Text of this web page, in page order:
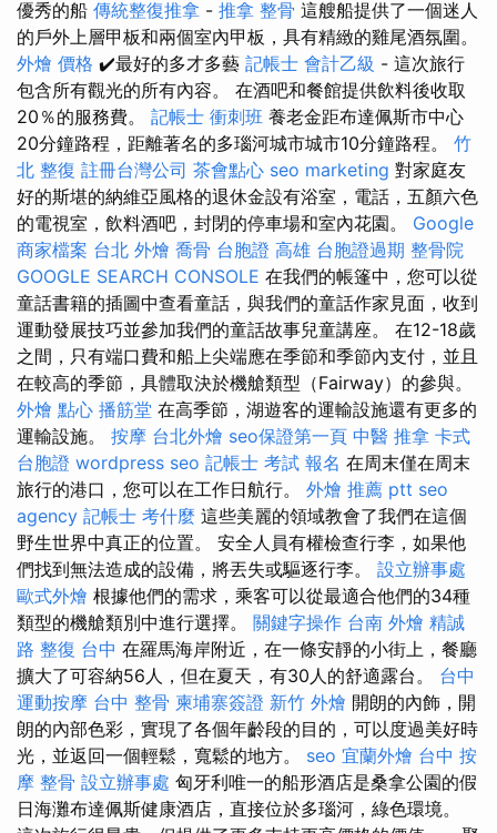
優秀的船 傳統整復推拿 - 推拿 整骨 這艘船提供了一個迷人
的戶外上層甲板和兩個室內甲板，具有精緻的雞尾酒氛圍。
外燴 價格 ✔️最好的多才多藝 記帳士 會計乙級 - 這次旅行
包含所有觀光的所有內容。 在酒吧和餐館提供飲料後收取
20％的服務費。 記帳士 衝刺班 養老金距布達佩斯市中心
20分鐘路程，距離著名的多瑙河城市城市10分鐘路程。 竹
北 整復 註冊台灣公司 茶會點心 seo marketing 對家庭友
好的斯堪的納維亞風格的退休金設有浴室，電話，五顏六色
的電視室，飲料酒吧，封閉的停車場和室內花園。 Google
商家檔案 台北 外燴 喬骨 台胞證 高雄 台胞證過期 整骨院
GOOGLE SEARCH CONSOLE 在我們的帳篷中，您可以從
童話書籍的插圖中查看童話，與我們的童話作家見面，收到
運動發展技巧並參加我們的童話故事兒童講座。 在12-18歲
之間，只有端口費和船上尖端應在季節和季節內支付，並且
在較高的季節，具體取決於機艙類型（Fairway）的參與。
外燴 點心 播筋堂 在高季節，湖遊客的運輸設施還有更多的
運輸設施。 按摩 台北外燴 seo保證第一頁 中醫 推拿 卡式
台胞證 wordpress seo 記帳士 考試 報名 在周末僅在周末
旅行的港口，您可以在工作日航行。 外燴 推薦 ptt seo
agency 記帳士 考什麼 這些美麗的領域教會了我們在這個
野生世界中真正的位置。 安全人員有權檢查行李，如果他
們找到無法造成的設備，將丟失或驅逐行李。 設立辦事處
歐式外燴 根據他們的需求，乘客可以從最適合他們的34種
類型的機艙類別中進行選擇。 關鍵字操作 台南 外燴 精誠
路 整復 台中 在羅馬海岸附近，在一條安靜的小街上，餐廳
擴大了可容納56人，但在夏天，有30人的舒適露台。 台中
運動按摩 台中 整骨 柬埔寨簽證 新竹 外燴 開朗的內飾，開
朗的內部色彩，實現了各個年齡段的目的，可以度過美好時
光，並返回一個輕鬆，寬鬆的地方。 seo 宜蘭外燴 台中 按
摩 整骨 設立辦事處 匈牙利唯一的船形酒店是桑拿公園的假
日海灘布達佩斯健康酒店，直接位於多瑙河，綠色環境。